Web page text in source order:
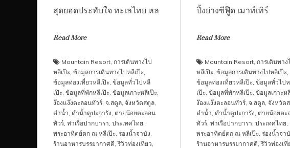
สุดยอดประทับใจ ทะเลไทย หล
Read More
Mountain Resort การเดินทางไป
หลีเป๊ะ ข้อมูลการเดินทางไปหลีเป๊ะ
ข้อมูลท่องเที่ยวหลีเป๊ะ ข้อมูลทั่วไปหลี
เป๊ะ ข้อมูลที่พักหลีเป๊ะ ข้อมูลเกาะหลีเป๊ะ
ง๊องแง๊งตะลอนทัวร์ จ.สตูล จังหวัดสตูล
ดำน้ำ ดำน้ำดูปะการัง ต่ายน้อยตะลอน
ทัวร์ ท่าเรือปากบารา ประเทศไทย
พระอาทิตย์ตก ณ หลีเป๊ะ ร่องน้ำจาบัง
ร้านอาหารบรรยากาศดี ,รีวิวท่องเที่ยว
ปิ้งย่างซีฟู๊ด เมาท์เทิร์
Read More
Mountain Resort, การเดินทาง
หลีเป๊ะ, ข้อมูลการเดินทางไปหลีเป๊ะ,
ข้อมูลท่องเที่ยวหลีเป๊ะ, ข้อมูลทั่วไป
เป๊ะ, ข้อมูลที่พักหลีเป๊ะ, ข้อมูลเกาะห
ง๊องแง๊งตะลอนทัวร์, จ.สตูล, จังหวัด
ดำน้ำ ดำน้ำดูปะการัง ต่ายน้อยตะ
ทัวร์, ท่าเรือปากบารา ประเทศไทย
พระอาทิตย์ตก ณ หลีเป๊ะ, ร่องน้ำจา
ร้านอาหารบรรยากาศดี ,รีวิวท่องเที่